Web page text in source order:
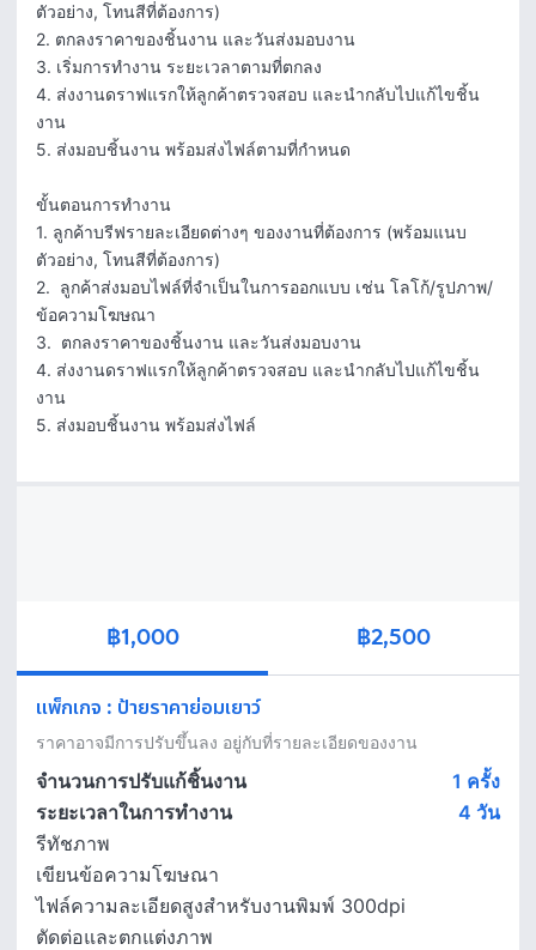
ตัวอย่าง, โทนสีที่ต้องการ)
2. ตกลงราคาของชิ้นงาน และวันส่งมอบงาน
3. เริ่มการทำงาน ระยะเวลาตามที่ตกลง
4. ส่งงานดราฟแรกให้ลูกค้าตรวจสอบ และนำกลับไปแก้ไขชิ้น
งาน
5. ส่งมอบชิ้นงาน พร้อมส่งไฟล์ตามที่กำหนด
ขั้นตอนการทำงาน
1. ลูกค้าบรีฟรายละเอียดต่างๆ ของงานที่ต้องการ (พร้อมแนบ
ตัวอย่าง, โทนสีที่ต้องการ)
2.  ลูกค้าส่งมอบไฟล์ที่จำเป็นในการออกแบบ เช่น โลโก้/รูปภาพ/
ข้อความโฆษณา
3.  ตกลงราคาของชิ้นงาน และวันส่งมอบงาน
4. ส่งงานดราฟแรกให้ลูกค้าตรวจสอบ และนำกลับไปแก้ไขชิ้น
งาน
5. ส่งมอบชิ้นงาน พร้อมส่งไฟล์
฿1,000 ฿2,500
แพ็กเกจ : ป้ายราคาย่อมเยาว์
ราคาอาจมีการปรับขึ้นลง อยู่กับที่รายละเอียดของงาน
จำนวนการปรับแก้ชิ้นงาน
1 ครั้ง
ระยะเวลาในการทำงาน
4 วัน
รีทัชภาพ
เขียนข้อความโฆษณา
ไฟล์ความละเอียดสูงสำหรับงานพิมพ์ 300dpi
ตัดต่อและตกแต่งภาพ